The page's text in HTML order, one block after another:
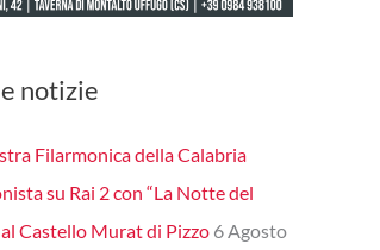
notizie
Filarmonica della Calabria
su Rai 2 con “La Notte del
Castello Murat di Pizzo 6 Agosto